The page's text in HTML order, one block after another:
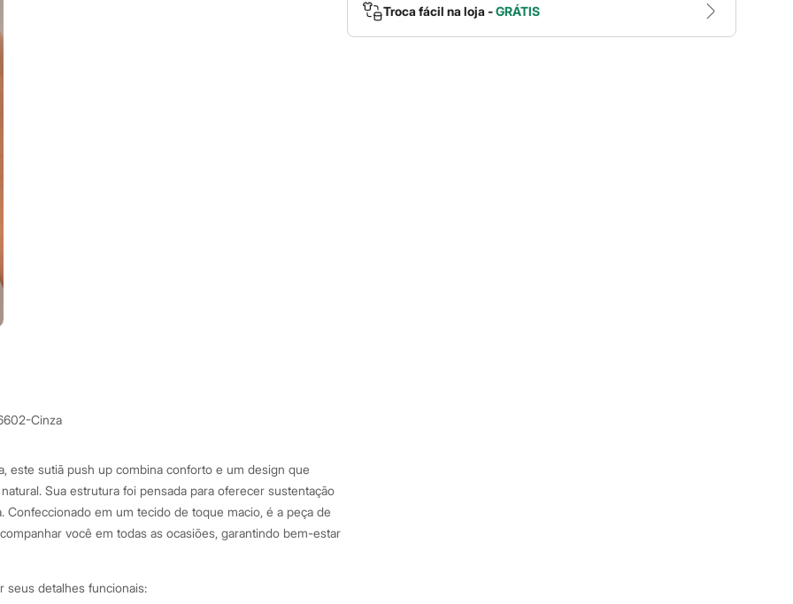
Troca fácil na loja -GRÁTIS
Cinza
este sutiã push up combina conforto e um design que
Sua estrutura foi pensada para oferecer sustentação
Confeccionado em um tecido de toque macio, é a peça de
você em todas as ocasiões, garantindo bem-estar
seus detalhes funcionais: